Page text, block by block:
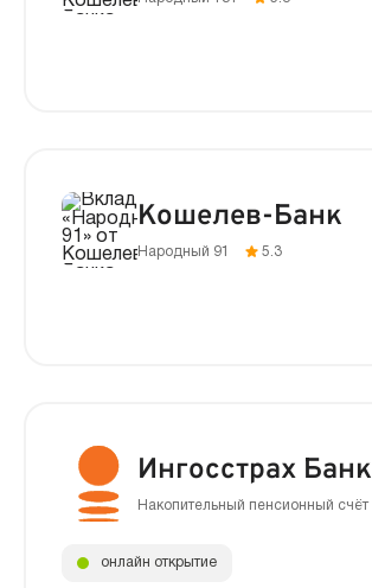
Кошелев-Банк
Народный 91 5.3
Ингосстрах Банк
Накопительный пенсионный счёт
онлайн открытие